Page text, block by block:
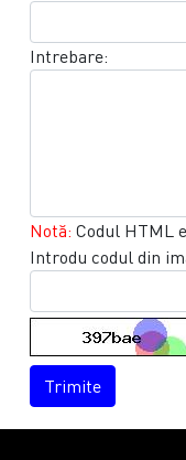
Intrebare:
Notă: Codul HTML
Introdu codul din
Trimite